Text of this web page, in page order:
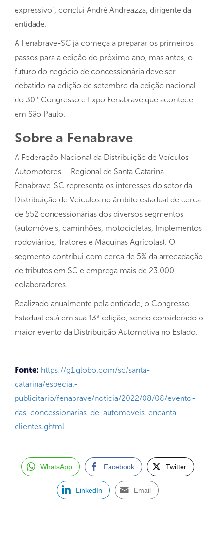
expressivo”, conclui André Andreazza, dirigente da
entidade.
A Fenabrave-SC já começa a preparar os primeiros
passos para a edição do próximo ano, mas antes, o
futuro do negócio de concessionária deve ser
debatido na edição de setembro da edição nacional
do 30º Congresso e Expo Fenabrave que acontece
em São Paulo.
Sobre a Fenabrave
A Federação Nacional da Distribuição de Veículos
Automotores – Regional de Santa Catarina –
Fenabrave-SC representa os interesses do setor da
Distribuição de Veículos no âmbito estadual de cerca
de 552 concessionárias dos diversos segmentos
(automóveis, caminhões, motocicletas, Implementos
rodoviários, Tratores e Máquinas Agrícolas). O
segmento contribui com cerca de 5% da arrecadação
de tributos em SC e emprega mais de 23.000
colaboradores.
Realizado anualmente pela entidade, o Congresso
Estadual está em sua 13ª edição, sendo considerado o
maior evento da Distribuição Automotiva no Estado.
Fonte: https://g1.globo.com/sc/santa-
catarina/especial-
publicitario/fenabrave/noticia/2022/08/08/evento-
das-concessionarias-de-automoveis-encanta-
clientes.ghtml
WhatsApp Facebook Twitter
LinkedIn Email